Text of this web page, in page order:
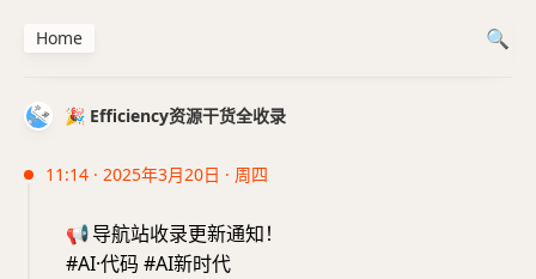
🎉 Efficiency资源干货全收录
11:14 · 2025年3月20日 · 周四
📢导航站收录更新通知！
#AI·代码 #AI新时代
Home